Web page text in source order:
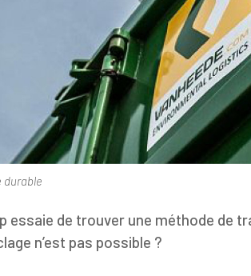
durable
essaie de trouver une méthode de
n’est pas possible ?